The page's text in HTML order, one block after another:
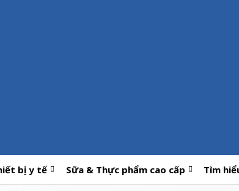
bị y tế Sữa & Thực phẩm cao cấp Tìm